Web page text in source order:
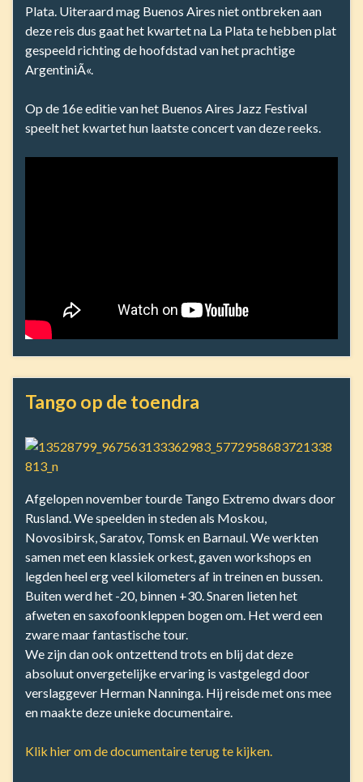
Plata. Uiteraard mag Buenos Aires niet ontbreken aan
deze reis dus gaat het kwartet na La Plata te hebben plat
gespeeld richting de hoofdstad van het prachtige
ArgentiniÃ«.
Op de 16e editie van het Buenos Aires Jazz Festival
speelt het kwartet hun laatste concert van deze reeks.
Tango op de toendra
Afgelopen november tourde Tango Extremo dwars door
Rusland. We speelden in steden als Moskou,
Novosibirsk, Saratov, Tomsk en Barnaul. We werkten
samen met een klassiek orkest, gaven workshops en
legden heel erg veel kilometers af in treinen en bussen.
Buiten werd het -20, binnen +30. Snaren lieten het
afweten en saxofoonkleppen bogen om. Het werd een
zware maar fantastische tour.
We zijn dan ook ontzettend trots en blij dat deze
absoluut onvergetelijke ervaring is vastgelegd door
verslaggever Herman Nanninga. Hij reisde met ons mee
en maakte deze unieke documentaire.
Klik hier om de documentaire terug te kijken.